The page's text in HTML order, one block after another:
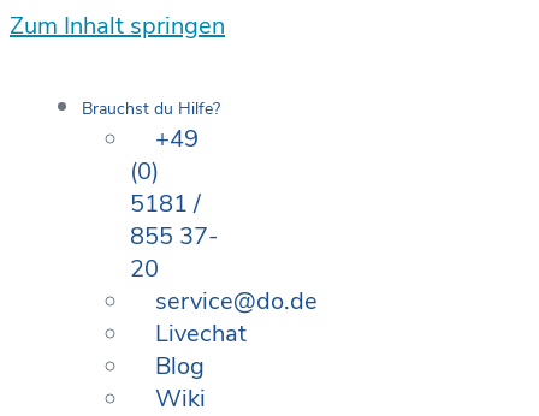
Zum Inhalt springen
Brauchst du Hilfe?
+49
(0)
5181 /
855 37-
20
service@do.de
Livechat
Blog
Wiki